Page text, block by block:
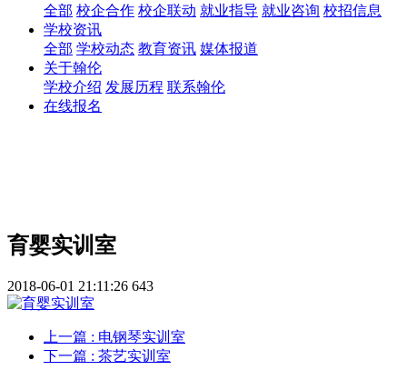
全部 校企合作 校企联动 就业指导 就业咨询 校招信息
学校资讯
全部 学校动态 教育资讯 媒体报道
关于翰伦
学校介绍 发展历程 联系翰伦
在线报名
育婴实训室
2018-06-01 21:11:26 643
上一篇 : 电钢琴实训室
下一篇 : 茶艺实训室